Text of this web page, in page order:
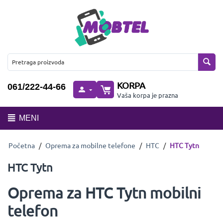
061/222-44-66 KORPA
Vaša korpa je prazna
MENI
Početna / Oprema za mobilne telefone / HTC / HTC Tytn
HTC Tytn
Oprema za HTC Tytn mobilni
telefon